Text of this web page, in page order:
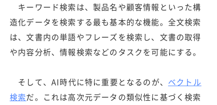
キーワード検索は、製品名や顧客情報といった構
造化データを検索する最も基本的な機能。全文検索
は、文書内の単語やフレーズを検索し、文書の取得
や内容分析、情報検索などのタスクを可能にする。
そして、AI時代に特に重要となるのが、 ベクトル
検索だ。これは高次元データの類似性に基づく検索